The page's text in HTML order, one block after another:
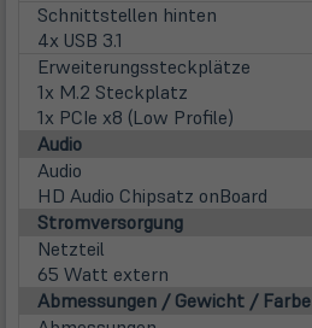
Schnittstellen hinten
4x USB 3.1
Erweiterungssteckplätze
1x M.2 Steckplatz
1x PCIe x8 (Low Profile)
Audio
Audio
HD Audio Chipsatz onBoard
Stromversorgung
Netzteil
65 Watt extern
Abmessungen / Gewicht / Farbe